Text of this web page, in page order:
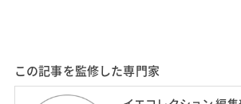
この記事を監修した専門家